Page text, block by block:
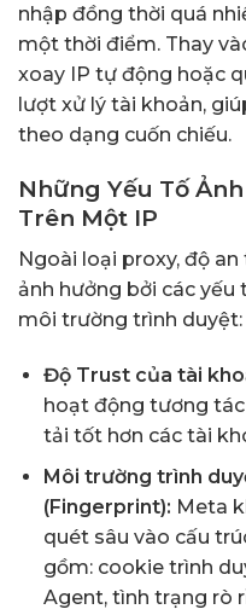
nhập đồng thời quá
một thời điểm. Thay
xoay IP tự động hoặc
lượt xử lý tài khoản,
theo dạng cuốn chiếu.
Những Yếu Tố
Trên Một IP
Ngoài loại proxy, độ
ảnh hưởng bởi các yếu
môi trường trình duyệt:
Độ Trust của tài
hoạt động tương
tải tốt hơn các tài
Môi trường trình
(Fingerprint): Meta
quét sâu vào cấu
gồm: cookie trình
Agent, tình trạng rò